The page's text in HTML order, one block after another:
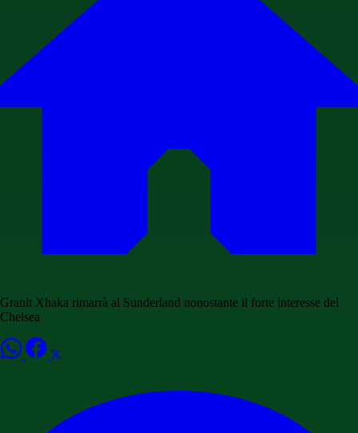
Granit Xhaka rimarrà al Sunderland nonostante il forte interesse del
Chelsea